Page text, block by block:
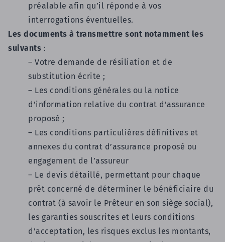
préalable afin qu’il réponde à vos
interrogations éventuelles.
Les documents à transmettre sont notamment les
suivants :
– Votre demande de résiliation et de
substitution écrite ;
– Les conditions générales ou la notice
d’information relative du contrat d’assurance
proposé ;
– Les conditions particulières définitives et
annexes du contrat d’assurance proposé ou
engagement de l’assureur
– Le devis détaillé, permettant pour chaque
prêt concerné de déterminer le bénéficiaire du
contrat (à savoir le Prêteur en son siège social),
les garanties souscrites et leurs conditions
d’acceptation, les risques exclus les montants,